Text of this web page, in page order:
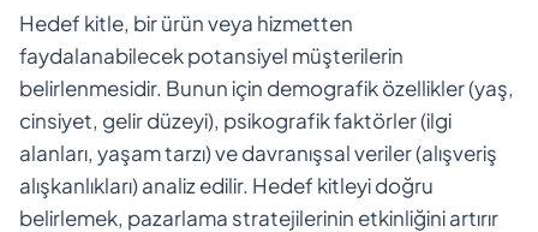
Hedef kitle, bir ürün veya hizmetten
faydalanabilecek potansiyel müşterilerin
belirlenmesidir. Bunun için demografik özellikler (yaş,
cinsiyet, gelir düzeyi), psikografik faktörler (ilgi
alanları, yaşam tarzı) ve davranışsal veriler (alışveriş
alışkanlıkları) analiz edilir. Hedef kitleyi doğru
belirlemek, pazarlama stratejilerinin etkinliğini artırır